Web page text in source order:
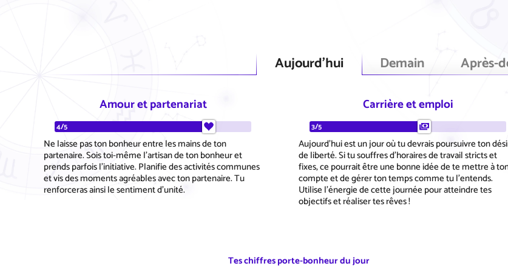
Aujourd'hui Demain Après-
Amour et partenariat
4/5
Ne laisse pas ton bonheur entre les mains de ton
partenaire. Sois toi-même l'artisan de ton bonheur et
prends parfois l'initiative. Planifie des activités communes
et vis des moments agréables avec ton partenaire. Tu
renforceras ainsi le sentiment d'unité.
Carrière et emploi
3/5
Aujourd'hui est un jour où tu devrais poursuivre ton
de liberté. Si tu souffres d'horaires de travail stricts et
fixes, ce pourrait être une bonne idée de te mettre à
compte et de gérer ton temps comme tu l'entends.
Utilise l'énergie de cette journée pour atteindre tes
objectifs et réaliser tes rêves !
Tes chiffres porte-bonheur du jour